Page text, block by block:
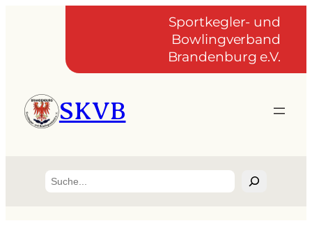
Sportkegler- und
Bowlingverband
Brandenburg e.V.
SKVB
Suchen